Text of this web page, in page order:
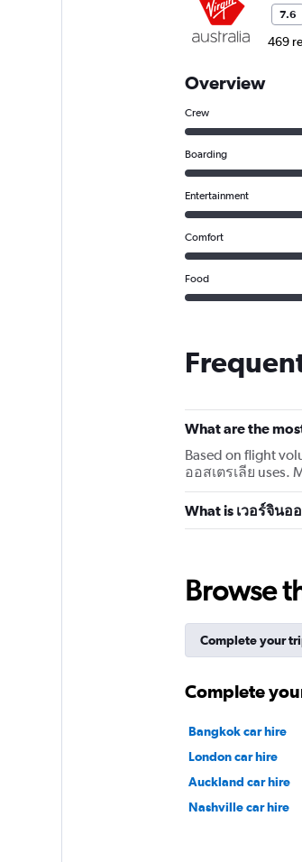
7.6
469
Overview
Crew
Boarding
Entertainment
Comfort
Food
What are the
Based on flight
ออสเตรเลีย uses.
What is เวอร์จินอ
Browse
Complete your
Complete
Bangkok car hire
London car hire
Auckland car hire
Nashville car hire